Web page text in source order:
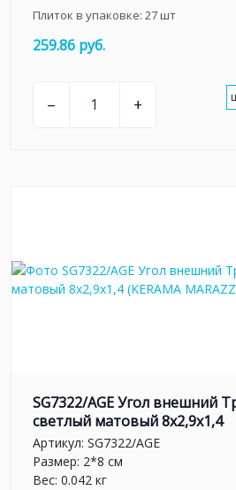
Плиток в упаковке: 27шт
259.86 руб.
– +
SG7322/AGE Угол внешний
светлый матовый 8x2,9x1,4
Артикул: SG7322/AGE
Размер: 2*8 см
Вес: 0.042 кг